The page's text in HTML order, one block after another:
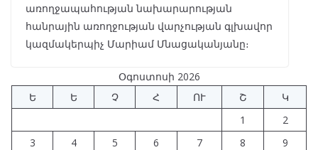
առողջապահության նախարարության
հանրային առողջության վարչության գլխավոր
կազմակերպիչ Մարիամ Մնացականյանը։
Օգոստոսի 2026
Ե
Ե Չ Հ ՈՒ Շ
Կ
1
2
3
4 5 6 7 8
9